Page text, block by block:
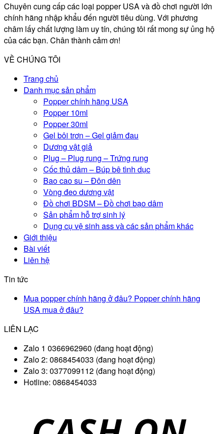
Chuyên cung cấp các loại popper USA và đồ chơi người lớn
chính hãng nhập khẩu đến người tiêu dùng. Với phương
châm lấy chất lượng làm uy tín, chúng tôi rất mong sự ủng hộ
của các bạn. Chân thành cảm ơn!
VỀ CHÚNG TÔI
Trang chủ
Danh mục sản phẩm
Popper chính hãng USA
Popper 10ml
Popper 30ml
Gel bôi trơn – Gel giảm đau
Dương vật giả
Plug – Plug rung – Trứng rung
Cốc thủ dâm – Búp bê tình dục
Bao cao su – Đôn dên
Vòng đeo dương vật
Đồ chơi BDSM – Đồ chơi bạo dâm
Sản phẩm hỗ trợ sinh lý
Dụng cụ vệ sinh ass và các sản phẩm khác
Giới thiệu
Bài viết
Liên hệ
Tin tức
Mua popper chính hãng ở đâu? Popper chính hãng
USA mua ở đâu?
LIÊN LẠC
Zalo 1 0366962960 (đang hoạt động)
Zalo 2: 0868454033 (đang hoạt động)
Zalo 3: 0377099112 (đang hoạt động)
Hotline: 0868454033